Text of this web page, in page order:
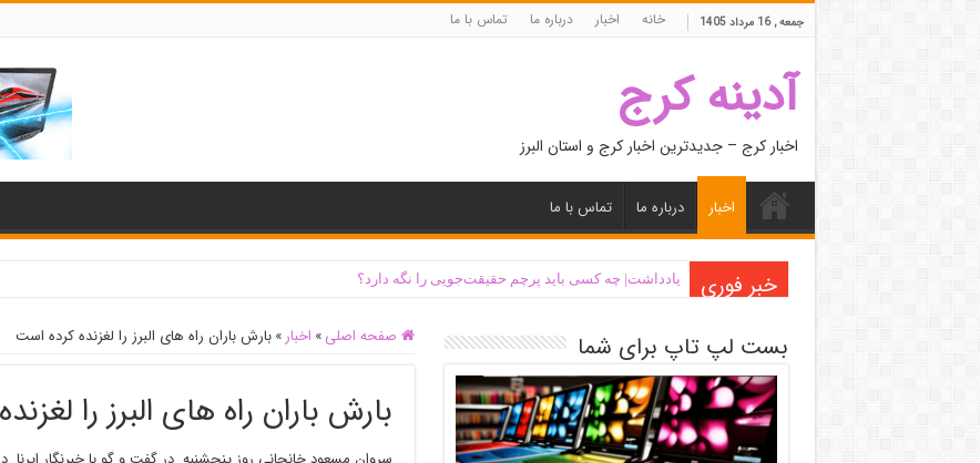
جمعه , 16 مرداد 1405 خانه اخبار درباره ما تماس با ما
آدینه کرج
اخبار کرج – جدیدترین اخبار کرج و استان البرز
اخبار درباره ما تماس با ما
خبر فوری یادداشت| ‌چه کسی باید پرچم حقیقت‌جویی را نگه دارد؟
صفحه اصلی » اخبار » بارش باران راه های البرز را لغزنده کرده است
بارش باران راه های البرز را
بست لپ تاپ برای شما